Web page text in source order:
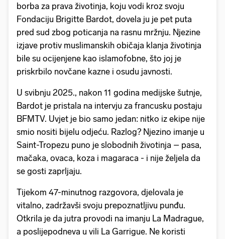
borba za prava životinja, koju vodi kroz svoju
Fondaciju Brigitte Bardot, dovela ju je pet puta
pred sud zbog poticanja na rasnu mržnju. Njezine
izjave protiv muslimanskih običaja klanja životinja
bile su ocijenjene kao islamofobne, što joj je
priskrbilo novčane kazne i osudu javnosti.
U svibnju 2025., nakon 11 godina medijske šutnje,
Bardot je pristala na intervju za francusku postaju
BFMTV. Uvjet je bio samo jedan: nitko iz ekipe nije
smio nositi bijelu odjeću. Razlog? Njezino imanje u
Saint-Tropezu puno je slobodnih životinja – pasa,
mačaka, ovaca, koza i magaraca - i nije željela da
se gosti zaprljaju.
Tijekom 47-minutnog razgovora, djelovala je
vitalno, zadržavši svoju prepoznatljivu punđu.
Otkrila je da jutra provodi na imanju La Madrague,
a poslijepodneva u vili La Garrigue. Ne koristi